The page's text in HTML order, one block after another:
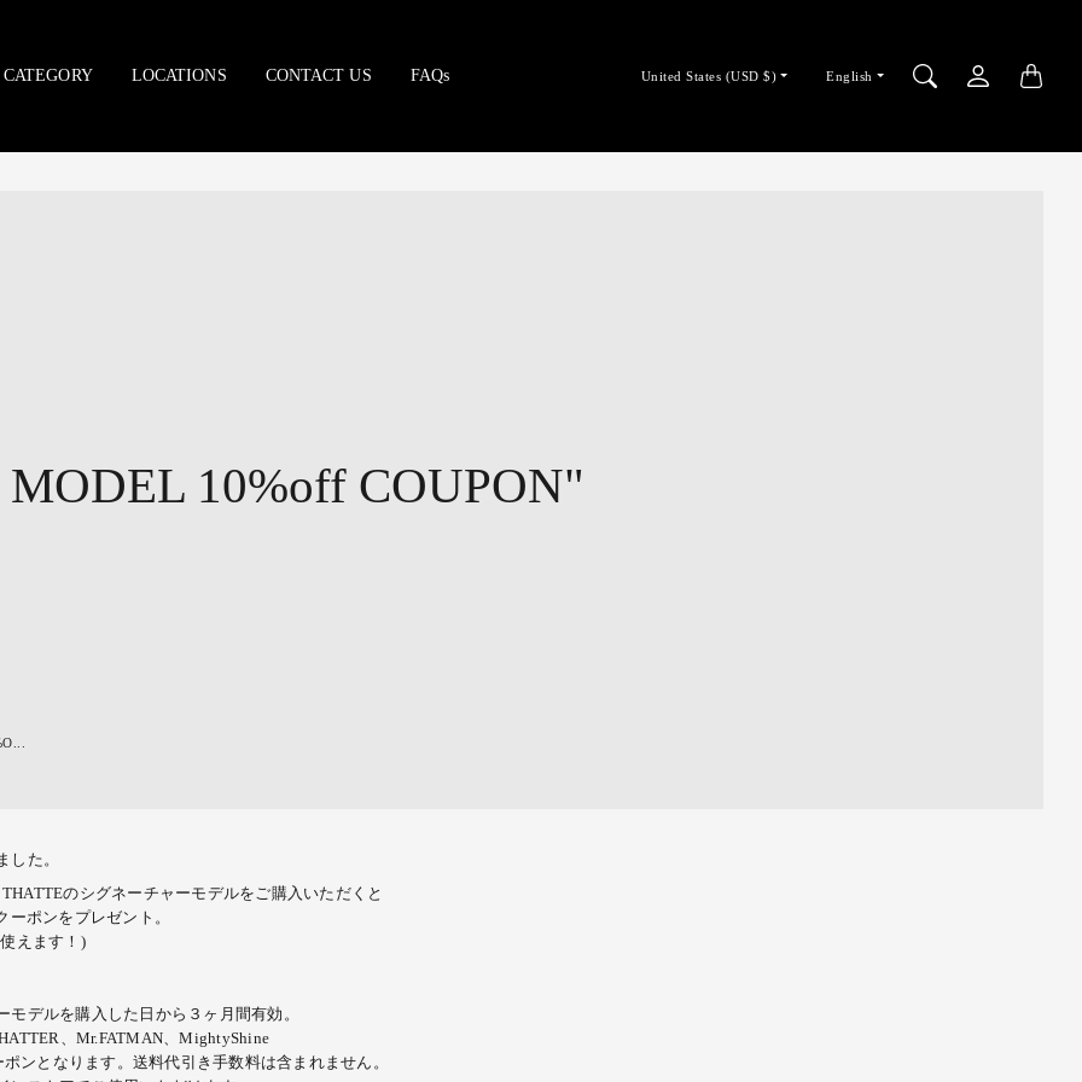
CATEGORY LOCATIONS CONTACT US FAQs
selector
United States (USD $)
selector
English
10%off COUPON"
た。
THATTEのシグネーチャーモデルを ご購入いただくと
ーポンをプレゼント。
えます！)
モデルを購入した日から３ヶ月間有効。
、Mr.FATMAN、MightyShine
ンとなります。送料代引き手数料は含まれません。